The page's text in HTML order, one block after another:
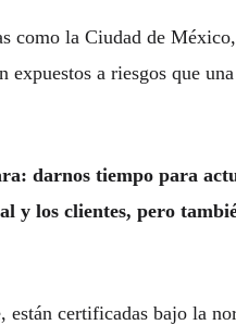
como la Ciudad de
expuestos a riesgos que una
darnos tiempo para
y los clientes, pero
están certificadas bajo la